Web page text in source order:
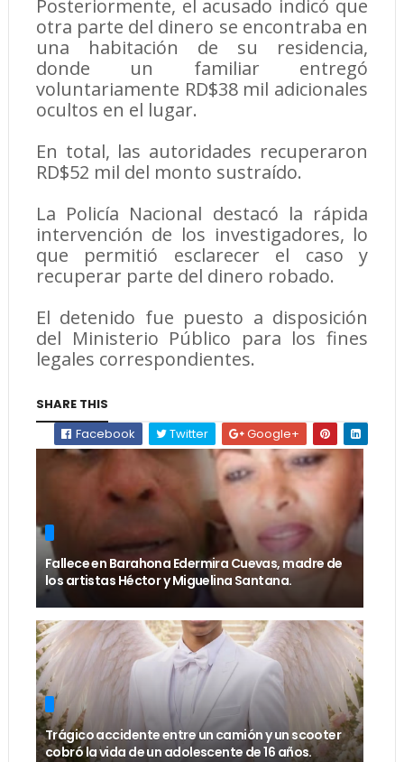
Posteriormente, el acusado indicó que
otra parte del dinero se encontraba en
una habitación de su residencia,
donde un familiar entregó
voluntariamente RD$38 mil adicionales
ocultos en el lugar.
En total, las autoridades recuperaron
RD$52 mil del monto sustraído.
La Policía Nacional destacó la rápida
intervención de los investigadores, lo
que permitió esclarecer el caso y
recuperar parte del dinero robado.
El detenido fue puesto a disposición
del Ministerio Público para los fines
legales correspondientes.
SHARE THIS
Facebook
Twitter Google+
Fallece en Barahona Edermira Cuevas, madre de
los artistas Héctor y Miguelina Santana.
Trágico accidente entre un camión y un scooter
cobró la vida de un adolescente de 16 años.